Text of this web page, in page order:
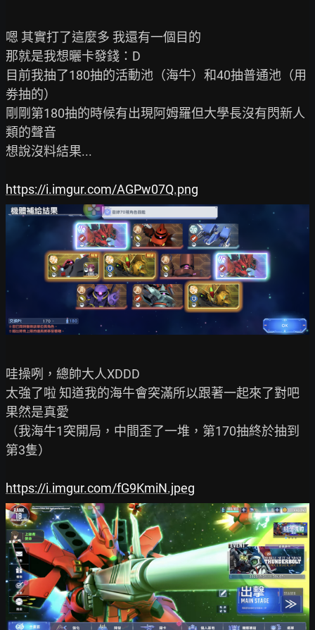
嗯 其實打了這麼多 我還有一個目的
那就是我想曬卡發錢：D
目前我抽了180抽的活動池（海牛）和40抽普通池（用
劵抽的）
剛剛第180抽的時候有出現阿姆羅但大學長沒有閃新人
類的聲音
想說沒料結果...
https://i.imgur.com/AGPw07Q.png
哇操咧，總帥大人XDDD
太強了啦 知道我的海牛會突滿所以跟著一起來了對吧
果然是真愛
（我海牛1突開局，中間歪了一堆，第170抽終於抽到
第3隻）
https://i.imgur.com/fG9KmiN.jpeg